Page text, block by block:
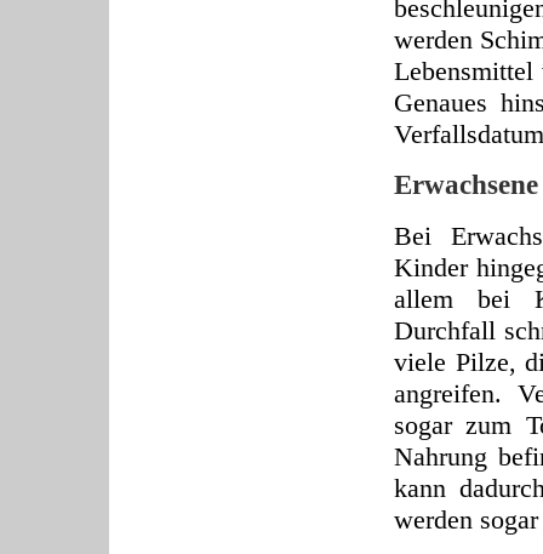
werden
Lebensmittel
Genaues
Bei
Kinder
allem bei
Durchfall
viele Pilze,
angreifen.
sogar zum
Nahrung
kann
werden